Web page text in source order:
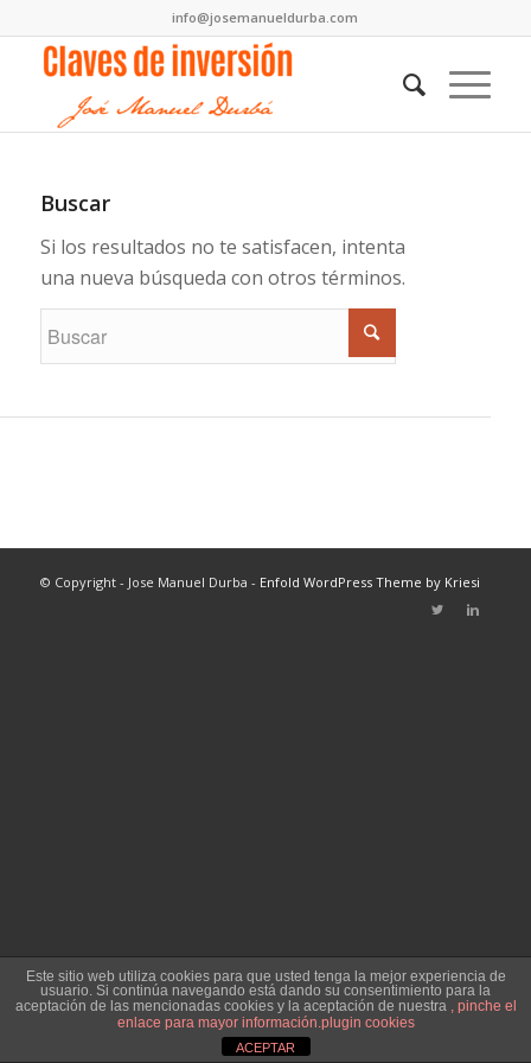
info@josemanueldurba.com
Buscar
Si los resultados no te satisfacen, intenta
una nueva búsqueda con otros términos.
© Copyright - Jose Manuel Durba - Enfold WordPress Theme by Kriesi
Este sitio web utiliza cookies para que usted tenga la mejor experiencia de
usuario. Si continúa navegando está dando su consentimiento para la
aceptación de las mencionadas cookies y la aceptación de nuestra , pinche el
enlace para mayor información.plugin cookies
ACEPTAR